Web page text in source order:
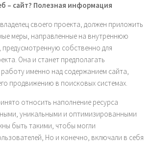
– сайт? Полезная информация
своего проекта, должен приложить
меры, направленные на внутреннюю
собственно для
Она и станет предполагать
именно над содержанием сайта,
продвижению в поисковых системах.
относить наполнение ресурса
уникальными и оптимизированными
быть такими, чтобы могли
Но и конечно, включали в себя